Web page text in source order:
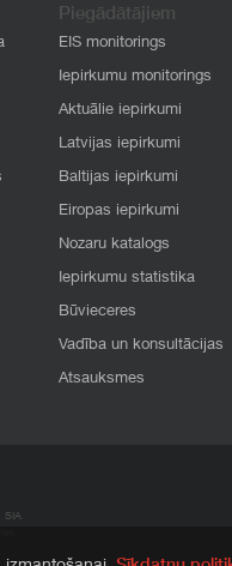
Piegādātājiem
EIS monitorings
Iepirkumu monitorings
Aktuālie iepirkumi
Latvijas iepirkumi
Baltijas iepirkumi
Eiropas iepirkumi
Nozaru katalogs
Iepirkumu statistika
Būvieceres
Vadība un konsultācijas
Atsauksmes
SIA